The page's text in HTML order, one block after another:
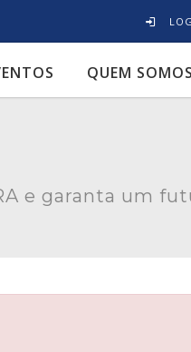
QUEM SOMOS
e garanta um